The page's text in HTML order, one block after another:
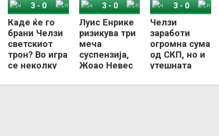
Каде ќе го
брани Челзи
светскиот
трон? Во игра
се неколку
една испрати
Челзи
3 - 0
Луис Енрике
ризикува три
меча
суспензија,
Жоао Невес
Суперкупот
Челзи
3- 0
ПСЖ
Челзи
заработи
огромна сума
од СКП, но и
утешната
ПСЖ не е
Челзи
3- 0